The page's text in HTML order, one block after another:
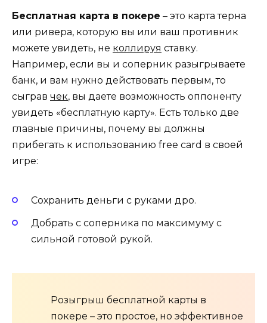
Бесплатная карта в покере – это карта терна
или ривера, которую вы или ваш противник
можете увидеть, не коллируя ставку.
Например, если вы и соперник разыгрываете
банк, и вам нужно действовать первым, то
сыграв чек, вы даете возможность оппоненту
увидеть «бесплатную карту». Есть только две
главные причины, почему вы должны
прибегать к использованию free card в своей
игре:
Сохранить деньги с руками дро.
Добрать с соперника по максимуму с
сильной готовой рукой.
Розыгрыш бесплатной карты в
покере – это простое, но эффективное